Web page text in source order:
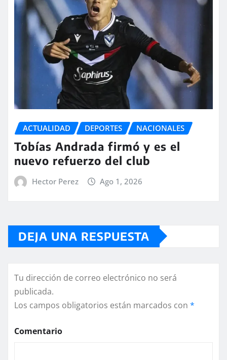
ACTUALIDAD DEPORTES NACIONALES
Tobías Andrada firmó y es el
nuevo refuerzo del club
Hector Perez Ago 1, 2026
DEJA UNA RESPUESTA
Tu dirección de correo electrónico no será
publicada.
Los campos obligatorios están marcados con *
Comentario